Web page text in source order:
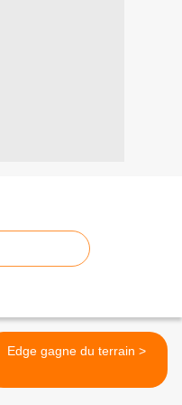
Edge gagne du terrain >